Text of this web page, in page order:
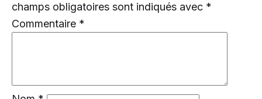
champs obligatoires sont indiqués avec *
Commentaire *